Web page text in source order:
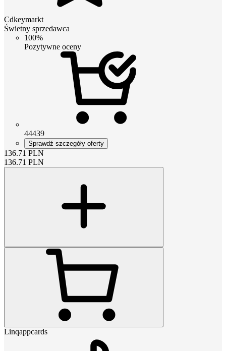
Cdkeymarkt
Świetny sprzedawca
100%
Pozytywne oceny
44439
Sprawdź szczegóły oferty
136.71 PLN
136.71 PLN
Linqappcards